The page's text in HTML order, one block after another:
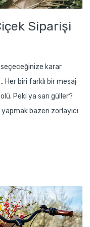
Siparişi
seçeceğinize karar
Her biri farklı bir mesaj
Peki ya sarı güller?
bazen zorlayıcı